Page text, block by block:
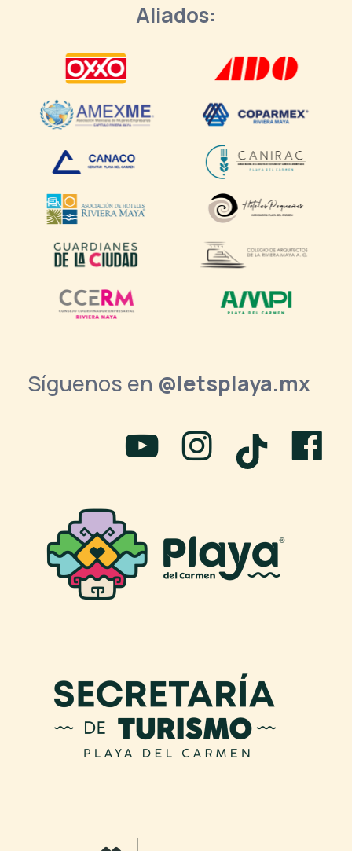
Aliados:
Síguenos en @letsplaya.mx